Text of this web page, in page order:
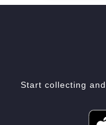
Start collecting